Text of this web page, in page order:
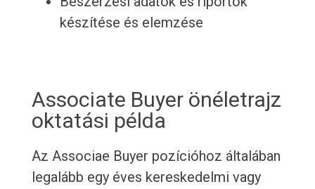
készítése és elemzése
Associate Buyer önéletrajz
oktatási példa
Az Associae Buyer pozícióhoz általában
legalább egy éves kereskedelmi vagy